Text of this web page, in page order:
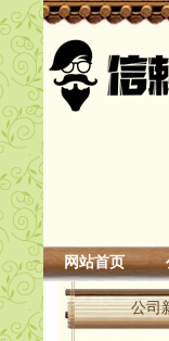
网站首页
公司